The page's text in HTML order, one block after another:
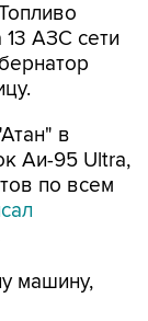
АЗС сети
в
Аи-95 Ultra,
по всем
машину,